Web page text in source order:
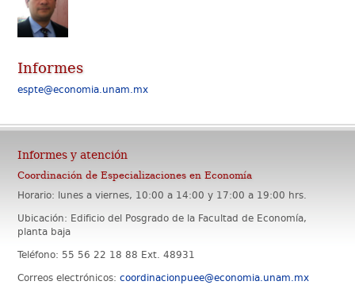
Informes
espte@economia.unam.mx
Informes y atención
Coordinación de Especializaciones en Economía
Horario: lunes a viernes, 10:00 a 14:00 y 17:00 a 19:00 hrs.
Ubicación: Edificio del Posgrado de la Facultad de Economía,
planta baja
Teléfono: 55 56 22 18 88 Ext. 48931
Correos electrónicos: coordinacionpuee@economia.unam.mx